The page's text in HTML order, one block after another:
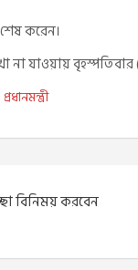
করেন।
না যাওয়ায়
বিনিময় করবেন